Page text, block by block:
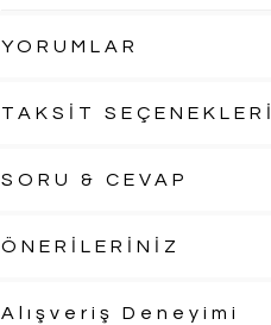
YORUMLAR
TAKSİT SEÇENEKLERİ
SORU & CEVAP
ÖNERİLERİNİZ
Alışveriş Deneyimi